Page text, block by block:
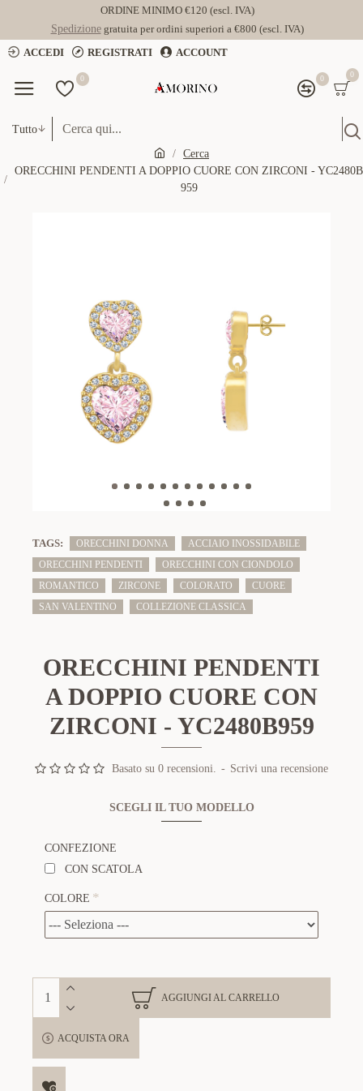
ORDINE MINIMO €120 (escl. IVA)
Spedizionegratuita per ordini superiori a €800 (escl. IVA)
ACCEDI
REGISTRATI ACCOUNT
0 0 0
Tutto
Cerca
ORECCHINI PENDENTI A DOPPIO CUORE CON ZIRCONI - YC2480B
959
TAGS: ORECCHINI DONNA
ACCIAIO INOSSIDABILE
ORECCHINI PENDENTI
ORECCHINI CON CIONDOLO
ROMANTICO
ZIRCONE COLORATO
CUORE
SAN VALENTINO
COLLEZIONE CLASSICA
ORECCHINI PENDENTI
A DOPPIO CUORE CON
ZIRCONI - YC2480B959
Basato su 0 recensioni. - Scrivi una recensione
SCEGLI IL TUO MODELLO
CONFEZIONE
CON SCATOLA
COLORE
AGGIUNGI AL CARRELLO
ACQUISTA ORA